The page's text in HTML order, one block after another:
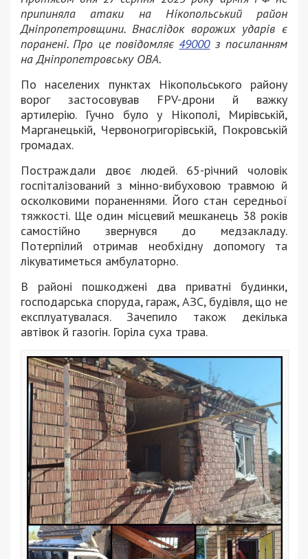
припиняла атаки на Нікопольський район
Дніпропетровщини. Внаслідок ворожих ударів є
поранені. Про це повідомляє49000з посиланням
на Дніпропетровську ОВА.
По населених пунктах Нікопольського району
ворог застосовував FPV-дрони й важку
артилерію. Гучно було у Нікополі, Мирівській,
Марганецькій, Червоногригорівській, Покровській
громадах.
Постраждали двоє людей. 65-річний чоловік
госпіталізований з мінно-вибуховою травмою й
осколковими пораненнями. Його стан середньої
тяжкості. Ще один місцевий мешканець 38 років
самостійно звернувся до медзакладу.
Потерпілий отримав необхідну допомогу та
лікуватиметься амбулаторно.
В районі пошкоджені два приватні будинки,
господарська споруда, гараж, АЗС, будівля, що не
експлуатувалася. Зачепило також декілька
автівок й газогін. Горіла суха трава.